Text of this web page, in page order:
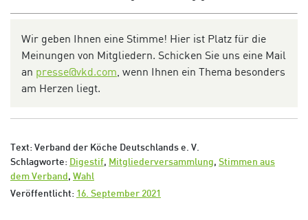
Wir geben Ihnen eine Stimme! Hier ist Platz für die
Meinungen von Mitgliedern. Schicken Sie uns eine Mail
an presse@vkd.com wenn Ihnen ein Thema besonders
am Herzen liegt.
Text: Verband der Köche Deutschlands e. V.
Schlagworte: Digestif, Mitgliederversammlung, Stimmen aus
dem Verband , Wahl
Veröffentlicht: 16. September 2021